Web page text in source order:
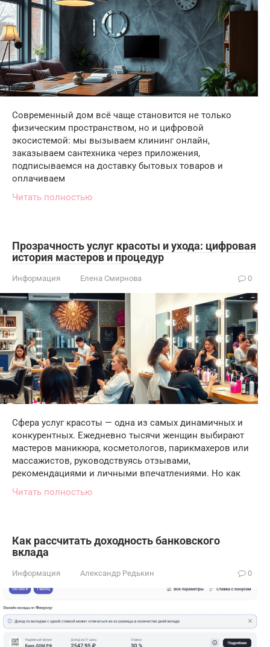
Современный дом всё чаще становится не только
физическим пространством, но и цифровой
экосистемой: мы вызываем клининг онлайн,
заказываем сантехника через приложения,
подписываемся на доставку бытовых товаров и
оплачиваем
Читать полностью
Прозрачность услуг красоты и ухода: цифровая
история мастеров и процедур
Информация Елена Смирнова 0
Сфера услуг красоты — одна из самых динамичных и
конкурентных. Ежедневно тысячи женщин выбирают
мастеров маникюра, косметологов, парикмахеров или
массажистов, руководствуясь отзывами,
рекомендациями и личными впечатлениями. Но как
Читать полностью
Как рассчитать доходность банковского
вклада
Информация Александр Редькин 0